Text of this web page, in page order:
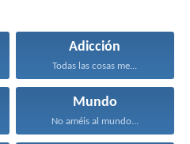
Adicción
Todas las cosas me...
Mundo
No améis al mundo...